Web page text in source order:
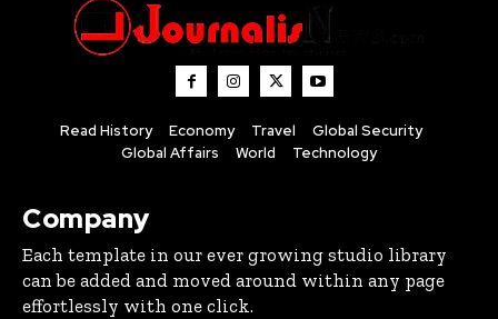
Read History Economy Travel
Global Security
Global Affairs
World Technology
Company
Each template in our ever growing studio library
can be added and moved around within any page
effortlessly with one click.